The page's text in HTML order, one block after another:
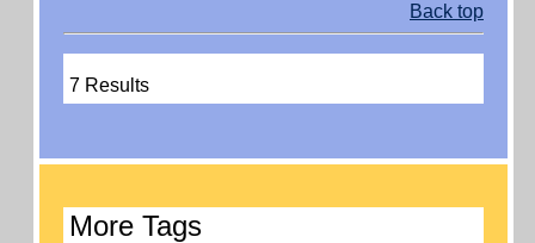
Back top
7 Results
More Tags